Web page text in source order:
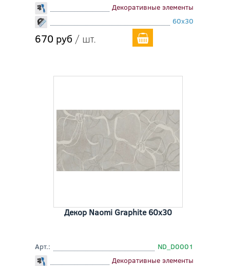
Декоративные элементы
60x30
670 руб / шт.
Декор Naomi Graphite 60x30
Арт.:
ND_D0001
Декоративные элементы